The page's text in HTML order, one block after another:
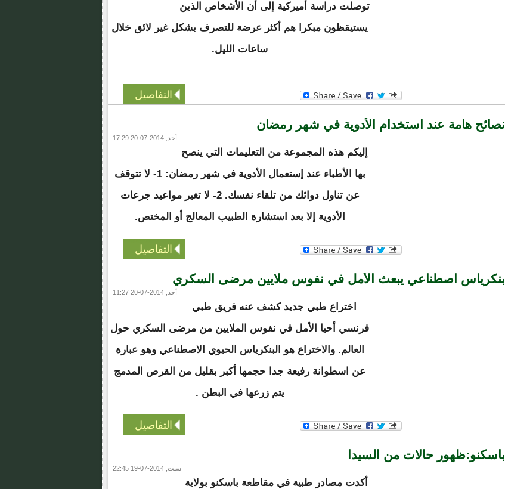
توصلت دراسة أميركية إلى أن الأشخاص الذين
يستيقظون مبكرا هم أكثر عرضة للتصرف بشكل غير لائق خلال
ساعات الليل.
التفاصيل
نصائح هامة عند استخدام الأدوية في شهر رمضان
أحد, 2014-07-20 17:29
إليكم هذه المجموعة من التعليمات التي ينصح
بها الأطباء عند إستعمال الأدوية في شهر رمضان: 1- لا تتوقف
عن تناول دوائك من تلقاء نفسك. 2- لا تغير مواعيد جرعات
الأدوية إلا بعد استشارة الطبيب المعالج أو المختص.
التفاصيل
بنكرياس اصطناعي يبعث الأمل في نفوس ملايين مرضى السكري
أحد, 2014-07-20 11:27
اختراع طبي جديد كشف عنه فريق طبي
فرنسي أحيا الأمل في نفوس الملايين من مرضى السكري حول
العالم. والاختراع هو البنكرياس الحيوي الاصطناعي وهو عبارة
عن اسطوانة رفيعة جدا حجمها أكبر بقليل من القرص المدمج
يتم زرعها في البطن .
التفاصيل
باسكنو:ظهور حالات من السيدا
سبت, 2014-07-19 22:45
أكدت مصادر طبية في مقاطعة باسكنو بولاية